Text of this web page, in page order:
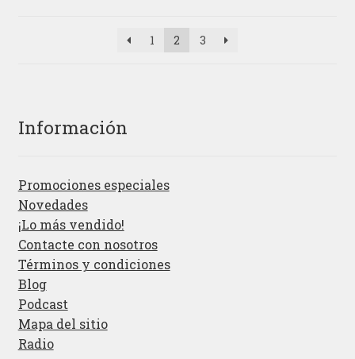
1 2 3
Información
Promociones especiales
Novedades
¡Lo más vendido!
Contacte con nosotros
Términos y condiciones
Blog
Podcast
Mapa del sitio
Radio